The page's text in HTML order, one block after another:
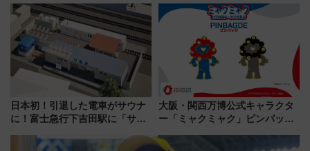
は2026年で引退
日本初！引退した電車がサウナ
に！富士急行下吉田駅に「サ電
業 行き交う電車の音や振動を
大阪・関西万博公式キャラクタ
ー「ミャクミャク」ピンバッジ
中旬発売